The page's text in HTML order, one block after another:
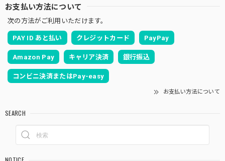
お支払い方法について
次の方法がご利用いただけます。
PAY ID あと払い クレジットカード PayPay
Amazon Pay キャリア決済 銀行振込
コンビニ決済またはPay-easy
お支払い方法について
SEARCH